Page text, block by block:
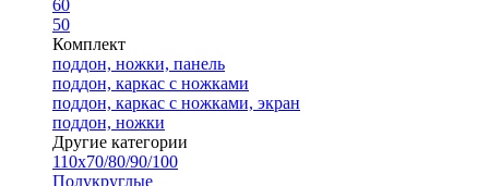
60
50
Комплект
поддон, ножки, панель
поддон, каркас с ножками
поддон, каркас с ножками, экран
поддон, ножки
Другие категории
110х70/80/90/100
Полукруглые